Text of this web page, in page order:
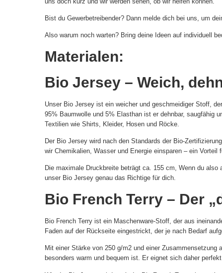
Bist du Gewerbetreibender? Dann melde dich bei uns, um
Also warum noch warten? Bring deine Ideen auf individuell
Materialen:
Bio Jersey – Weich,
Unser Bio Jersey ist ein weicher und geschmeidiger Stoff,
95% Baumwolle und 5% Elasthan ist er dehnbar, saugfähig
Textilien wie Shirts, Kleider, Hosen und Röcke.
Der Bio Jersey wird nach den Standards der Bio-
wir Chemikalien, Wasser und Energie einsparen – ein Vorteil
Die maximale Druckbreite beträgt ca. 155 cm, Wenn du
unser Bio Jersey genau das Richtige für dich.
Bio French Terry – Der
Bio French Terry ist ein Maschenware-Stoff, der aus
Faden auf der Rückseite eingestrickt, der je nach Bedarf
Mit einer Stärke von 250 g/m2 und einer
besonders warm und bequem ist. Er eignet sich daher